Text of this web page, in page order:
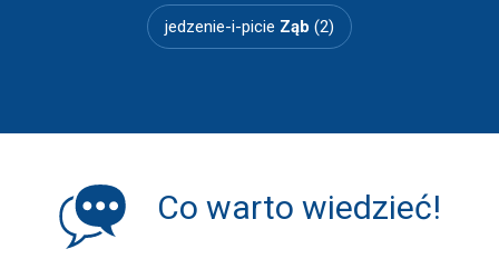
jedzenie-i-picie Ząb (2)
Co warto wiedzieć!